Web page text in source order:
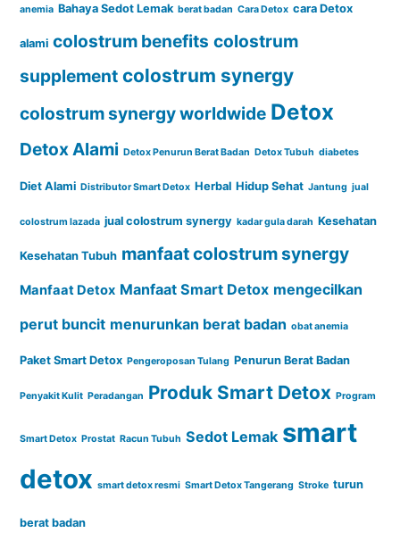
anemia Bahaya Sedot Lemak berat badan Cara Detox cara Detox
alami colostrum benefits colostrum
supplement colostrum synergy
colostrum synergy worldwide Detox
Detox Alami Detox Penurun Berat Badan Detox Tubuh diabetes
Diet Alami Distributor Smart Detox Herbal Hidup Sehat Jantung jual
colostrum lazada jual colostrum synergy kadar gula darah Kesehatan
Kesehatan Tubuh manfaat colostrum synergy
Manfaat Detox Manfaat Smart Detox mengecilkan
perut buncit menurunkan berat badan obat anemia
Paket Smart Detox Pengeroposan Tulang Penurun Berat Badan
Penyakit Kulit Peradangan Produk Smart Detox Program
Smart Detox Prostat Racun Tubuh Sedot Lemak smart
detox smart detox resmi Smart Detox Tangerang Stroke turun
berat badan